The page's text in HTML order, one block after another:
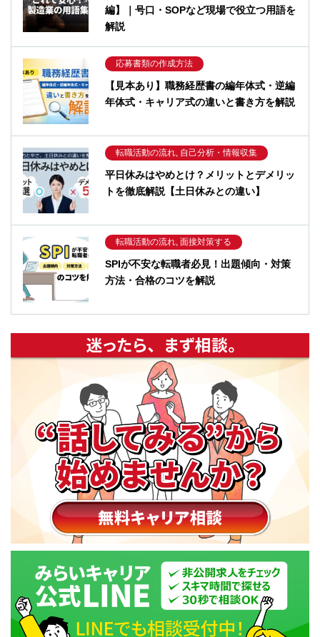
編】｜号口・SOPなど現場で役立つ用語を
解説
応募書類の作成方法
【見本あり】職務経歴書の編年体式・逆編
年体式・キャリア式の違いと書き方を解説
転職活動の流れ, 自己分析・情報収集
平日休みはやめとけ？メリットとデメリッ
トを徹底解説【土日休みとの違い】
転職活動の流れ, 面接対策する
SPIが不安な転職者必見！出題傾向・対策
方法・合格のコツを解説